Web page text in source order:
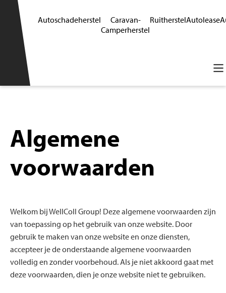
Autoschadeherstel
Caravan-
Camperherstel
RuitherstelAutolease
Algemene
voorwaarden
Welkom bij WellColl Group! Deze algemene voorwaarden zijn
van toepassing op het gebruik van onze website. Door
gebruik te maken van onze website en onze diensten,
accepteer je de onderstaande algemene voorwaarden
volledig en zonder voorbehoud. Als je niet akkoord gaat met
deze voorwaarden, dien je onze website niet te gebruiken.